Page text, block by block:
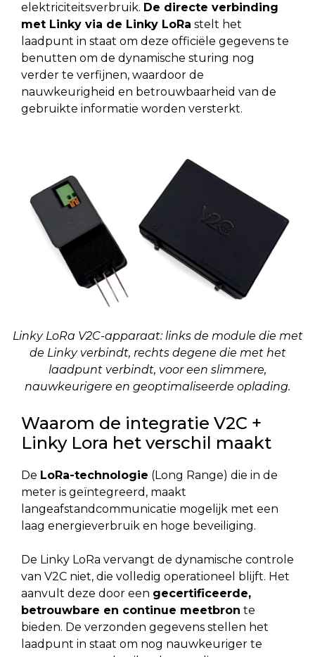
elektriciteitsverbruik. De directe verbinding
met Linky via de Linky LoRa stelt het
laadpunt in staat om deze officiële gegevens te
benutten om de dynamische sturing nog
verder te verfijnen, waardoor de
nauwkeurigheid en betrouwbaarheid van de
gebruikte informatie worden versterkt.
Linky LoRa V2C-apparaat: links de module die met
de Linky verbindt, rechts degene die met het
laadpunt verbindt, voor een slimmere,
nauwkeurigere en geoptimaliseerde oplading.
Waarom de integratie V2C +
Linky Lora het verschil maakt
De LoRa-technologie (Long Range) die in de
meter is geïntegreerd, maakt
langeafstandcommunicatie mogelijk met een
laag energieverbruik en hoge beveiliging.
De Linky LoRa vervangt de dynamische controle
van V2C niet, die volledig operationeel blijft. Het
aanvult deze door een gecertificeerde,
betrouwbare en continue meetbron te
bieden. De verzonden gegevens stellen het
laadpunt in staat om nog nauwkeuriger te